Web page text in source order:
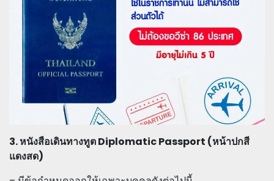
3. หนังสือเดินทางทูต Diplomatic Passport (หน้าปกสี
แดงสด)